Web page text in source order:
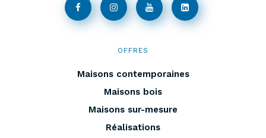
OFFRES
Maisons contemporaines
Maisons bois
Maisons sur-mesure
Réalisations